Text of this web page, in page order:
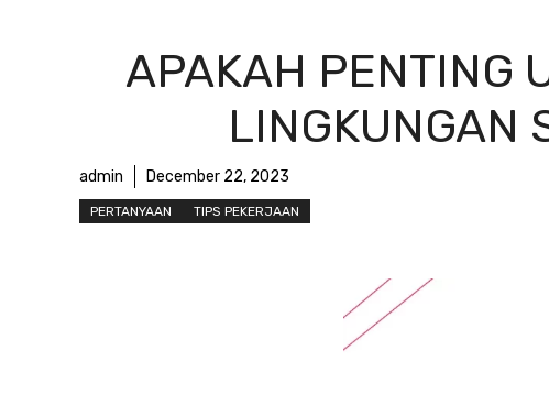
APAKAH PENTING
LINGKUNGAN
admin December 22, 2023
PERTANYAAN TIPS PEKERJAAN